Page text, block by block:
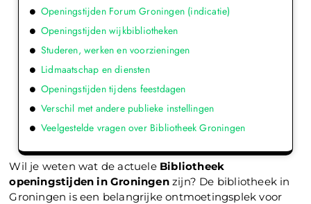
Wil je weten wat de actuele Bibliotheek
openingstijden in Groningenzijn? De bibliotheek in
Groningen is een belangrijke ontmoetingsplek voor
Openingstijden Forum Groningen (indicatie)
Openingstijden wijkbibliotheken
Studeren, werken en voorzieningen
Lidmaatschap en diensten
Openingstijden tijdens feestdagen
Verschil met andere publieke instellingen
Veelgestelde vragen over Bibliotheek Groningen